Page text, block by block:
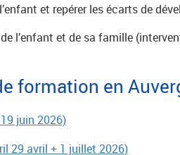
et repérer les écarts de
l’enfant et de sa famille
formation en
juin 2026)
29 avril + 1 juillet 2026)